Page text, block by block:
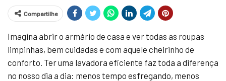
Compartilhe
Imagina abrir o armário de casa e ver todas as roupas
limpinhas, bem cuidadas e com aquele cheirinho de
conforto. Ter uma lavadora eficiente faz toda a diferença
no nosso dia a dia: menos tempo esfregando, menos